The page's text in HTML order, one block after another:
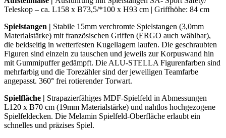
Teleskop – ca. L158 x B73,5/*100 x H93 cm | Griffhöhe: 84 cm
Spielstangen | Stabile 15mm verchromte Spielstangen (3,0mm
Materialstärke) mit französischen Griffen (ERGO auch wählbar),
die beidseitig in wetterfesten Kugellagern laufen. Die geschraubten
Figuren sind einzeln zu tauschen und jeweils zur Korpuswand hin
mit Gummipuffer gedämpft. Die ALU-STELLA Figurenfarben sind
mehrfarbig und die Torezähler sind der jeweiligen Teamfarbe
angepasst. 360° frei rotierender Torwart.
Spielfläche | Strapazierfähiges MDF-Spielfeld in Abmessungen
L120 x B70 cm (19mm Materialstärke) und nahtlos hochgezogene
Spielfeldecken. Die Melamin Spielfeld-Oberfläche erlaubt ein
schnelles und präzises Spiel.